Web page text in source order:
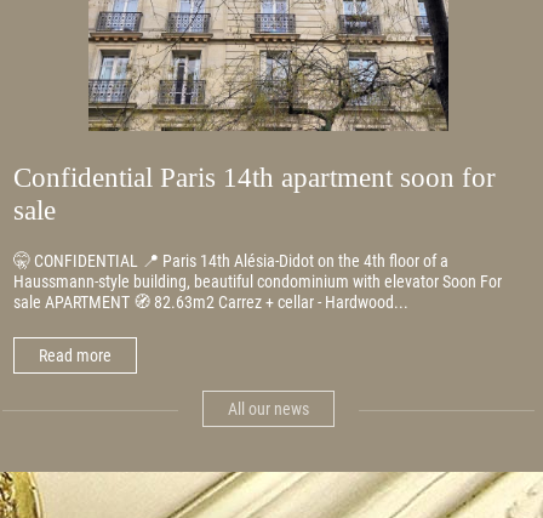
Confidential Paris 14th apartment soon for
sale
🤫 CONFIDENTIAL 📍 Paris 14th Alésia-Didot on the 4th floor of a
Haussmann-style building, beautiful condominium with elevator Soon For
sale APARTMENT 🧭 82.63m2 Carrez + cellar - Hardwood...
Read more
All our news